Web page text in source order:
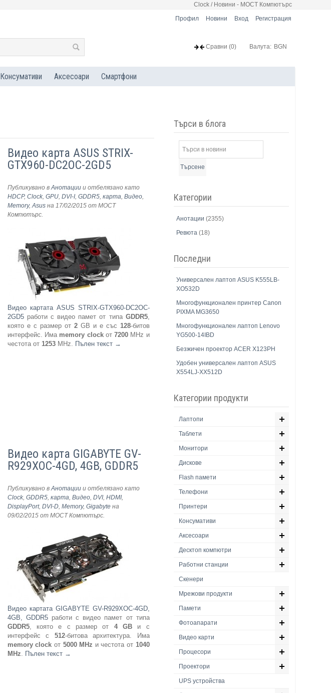
Clock / Новини - МОСТ Компютърс
Профил Новини Вход Регистрация
Валута: BGN
Сравни (0)
Консумативи Аксесоари Смартфони
Видео карта ASUS STRIX-
GTX960-DC2OC-2GD5
Публикувано вАнотациии отбелязано като
HDCP, Clock, GPU, DVI-I, GDDR5, карта, Видео,
Memory,Asusна 17/02/2015от МОСТ
Компютърс.
Видео картата ASUS STRIX-GTX960-DC2OC-
2GD5работи с видео памет от типа GDDR5,
която е с размер от 2GB и е със 128-битов
интерфейс. Имаmemory clockот7200 MHz и
честота от 1253MHz. Пълен текст →
Видео карта GIGABYTE GV-
R929XOC-4GD, 4GB, GDDR5
Публикувано вАнотациии отбелязано като
Clock, GDDR5, карта, Видео, DVI, HDMI,
DisplayPort, DVI-D, Memory, Gigabyteна
09/02/2015от МОСТ Компютърс.
Видео картата GIGABYTE GV-R929XOC-4GD,
4GB, GDDR5работи с видео памет от типа
GDDR5, която е с размер от 4 GB и с
интерфейс с 512-битова архитектура. Има
memory clock от 5000 MHz и честота от 1040
MHz
Пълен текст →
Търси в блога
Търсене
Категории
Анотации (2355)
Ревюта (18)
Последни
Универсален лаптоп ASUS K555LB-
XO532D
Многофункционален принтер Canon
PIXMA MG3650
Многофункционален лаптоп Lenovo
YG500-14IBD
Безжичен проектор ACER X123PH
Удобен универсален лаптоп ASUS
X554LJ-XX512D
Категории продукти
Лаптопи
Таблети
Монитори
Дискове
Flash памети
Телефони
Принтери
Консумативи
Аксесоари
Десктоп компютри
Работни станции
Скенери
Мрежови продукти
Памети
Фотоапарати
Видео карти
Процесори
Проектори
UPS устройства